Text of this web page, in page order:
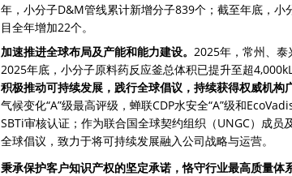
年，小分子D&M管线累计新增分子839个；截至年底，
目全年增加22个。
加速推进全球布局及产能和能力建设。 2025年，常州、泰
2025年底，小分子原料药反应釜总体积已提升至超
积极推动可持续发展，践行全球倡议，持续获得权威机构
气候变化“A”级最高评级，蝉联CDP水安全“A”级和
SBTi审核认证；作为联合国全球契约组织（UNGC）成
全球倡议，致力于将可持续发展融入公司战略与运营。
秉承保护客户知识产权的坚定承诺，恪守行业最高质量体